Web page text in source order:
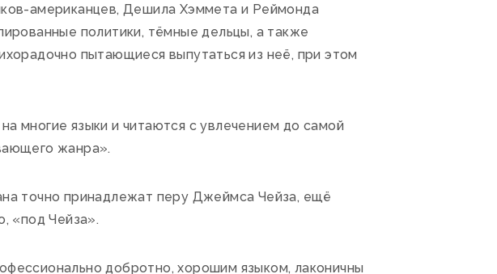
американцев, Дешила Хэммета и Реймонда
политики, тёмные дельцы, а также
пытающиеся выпутаться из неё, при этом
многие языки и читаются с увлечением до самой
жанра».
точно принадлежат перу Джеймса Чейза, ещё
«под Чейза».
добротно, хорошим языком, лаконичны